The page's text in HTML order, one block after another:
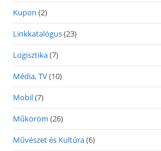
Kupon (2)
Linkkatalógus(23)
Logisztika(7)
Média, TV(10)
Mobil(7)
Műköröm (26)
Művészet és Kultúra(6)